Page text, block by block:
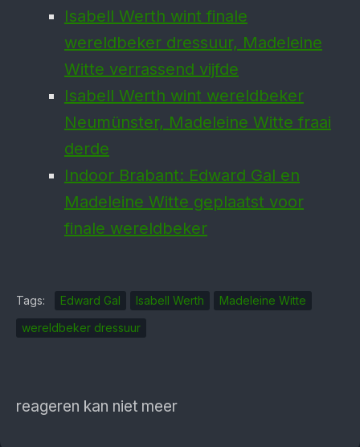
Isabell Werth wint finale
wereldbeker dressuur, Madeleine
Witte verrassend vijfde
Isabell Werth wint wereldbeker
Neumünster, Madeleine Witte fraai
derde
Indoor Brabant: Edward Gal en
Madeleine Witte geplaatst voor
finale wereldbeker
Tags: Edward Gal Isabell Werth
Madeleine Witte
wereldbeker dressuur
reageren kan niet meer